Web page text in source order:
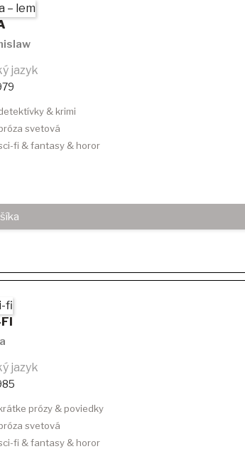
jazyk
& krimi
svetová
fi & fantasy & horor
jazyk
prózy & poviedky
svetová
fi & fantasy & horor